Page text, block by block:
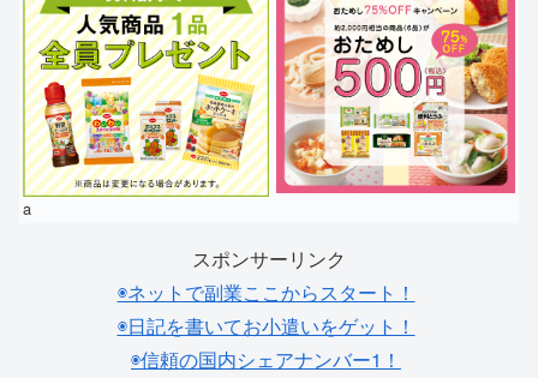
a
スポンサーリンク
◉ネットで副業ここからスタート！
◉日記を書いてお小遣いをゲット！
◉信頼の国内シェアナンバー1！